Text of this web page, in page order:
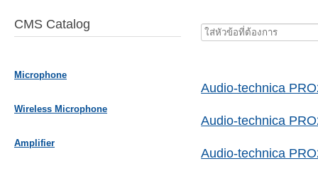
CMS Catalog
Microphone
Wireless Microphone
Amplifier
ใส่
ต้องการ
Audio-technica
Audio-technica
Audio-technica